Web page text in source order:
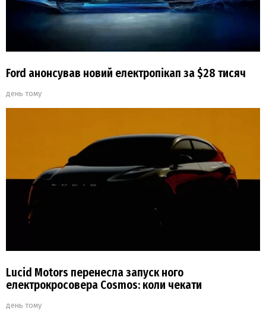
Ford анонсував новий електропікап за $28 тисяч
день тому
Lucid Motors перенесла запуск ного
електрокросовера Cosmos: коли чекати
день тому